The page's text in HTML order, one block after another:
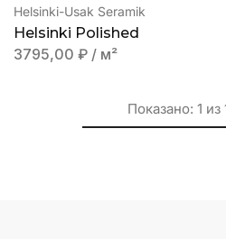
Helsinki-Usak Seramik
Helsinki Polished
3795,00 ₽ / м²
Показано: 1 из